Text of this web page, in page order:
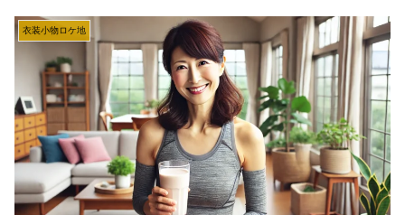
衣装小物ロケ地